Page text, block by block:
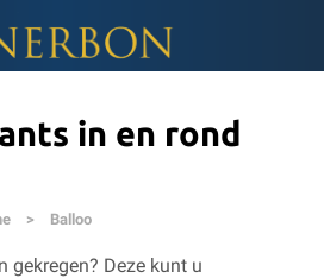
in en rond
> Balloo
gekregen? Deze kunt u